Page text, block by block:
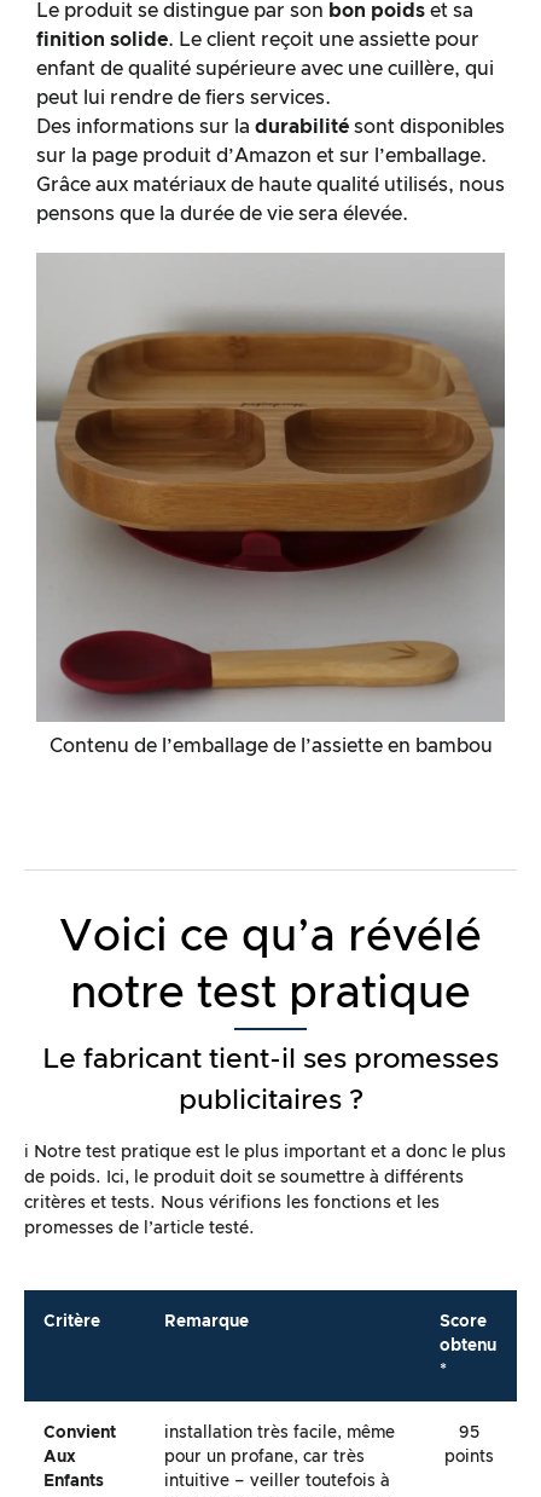
Contenu de l’emballage de l’assiette en bambou
Le produit se distingue par son bon poids et sa
finition solide. Le client reçoit une assiette pour
enfant de qualité supérieure avec une cuillère, qui
peut lui rendre de fiers services.
Des informations sur la durabilité sont disponibles
sur la page produit d’Amazon et sur l’emballage.
Grâce aux matériaux de haute qualité utilisés, nous
pensons que la durée de vie sera élevée.
Voici ce qu’a révélé
notre test pratique
Le fabricant tient-il ses promesses
publicitaires ?
ℹ️ Notre test pratique est le plus important et a donc le plus
de poids. Ici, le produit doit se soumettre à différents
critères et tests. Nous vérifions les fonctions et les
promesses de l’article testé.
Critère Remarque
Score
obtenu
*
Convient
Aux
Enfants
installation très facile, même
pour un profane, car très
intuitive – veiller toutefois à
95
points